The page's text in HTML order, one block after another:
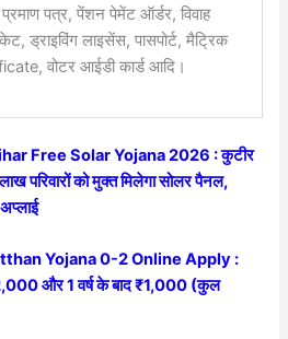
पत्र, पेंशन पेमेंट ऑर्डर, विवाह
ड्राइविंग लाइसेंस, पासपोर्ट, मैट्रिक
वोटर आईडी कार्ड आदि।
Free Solar Yojana 2026 : कुटीर
परिवारों को मुक्त मिलेगा सोलर पैनल,
Yojana 0-2 Online Apply :
और 1 वर्ष के बाद ₹1,000 (कुल